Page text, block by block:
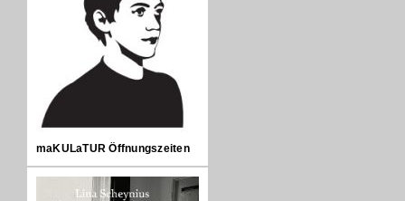
maKULaTUR Öffnungszeiten